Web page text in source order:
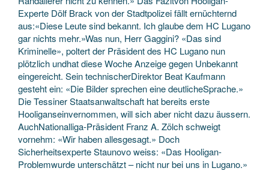
Experte Dölf Brack von der Stadtpolizei fällt ernüchternd
aus:«Diese Leute sind bekannt. Ich glaube dem HC Lugano
gar nichts mehr.»Was nun, Herr Gaggini? «Das sind
Kriminelle», poltert der Präsident des HC Lugano nun
plötzlich undhat diese Woche Anzeige gegen Unbekannt
eingereicht. Sein technischerDirektor Beat Kaufmann
gesteht ein: «Die Bilder sprechen eine deutlicheSprache.»
Die Tessiner Staatsanwaltschaft hat bereits erste
Hooliganseinvernommen, will sich aber nicht dazu äussern.
AuchNationalliga-Präsident Franz A. Zölch schweigt
vornehm: «Wir haben allesgesagt.» Doch
Sicherheitsexperte Staunovo weiss: «Das Hooligan-
Problemwurde unterschätzt – nicht nur bei uns in Lugano.»